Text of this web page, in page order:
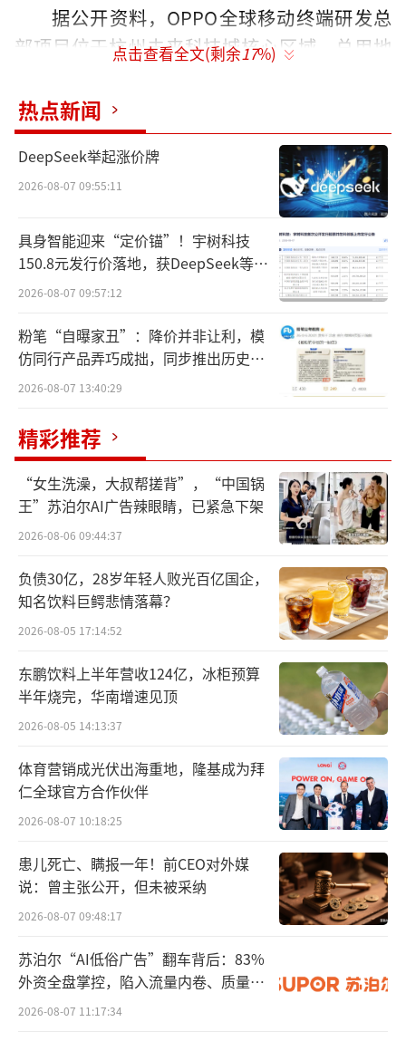
据公开资料，OPPO全球移动终端研发总
部项目位于杭州未来科技城核心区域，总用地
米，包括1幢37层超高层办公楼，1幢6层综合商
业楼，项目于2021年9月正式开工，预计2027
年投入使用。（责任编辑：zx0600）
点击查看全文(剩余17%)
热点新闻
DeepSeek举起涨价牌
2026-08-07 09:55:11
具身智能迎来“定价锚”！宇树科技
150.8元发行价落地，获DeepSeek等豪
华战配加持
2026-08-07 09:57:12
粉笔“自曝家丑”：降价并非让利，模
仿同行产品弄巧成拙，同步推出历史学
员退费方案
2026-08-07 13:40:29
精彩推荐
“女生洗澡，大叔帮搓背”，“中国锅
王”苏泊尔AI广告辣眼睛，已紧急下架
2026-08-06 09:44:37
负债30亿，28岁年轻人败光百亿国企，
知名饮料巨鳄悲情落幕？
2026-08-05 17:14:52
东鹏饮料上半年营收124亿，冰柜预算
半年烧完，华南增速见顶
2026-08-05 14:13:37
体育营销成光伏出海重地，隆基成为拜
仁全球官方合作伙伴
2026-08-07 10:18:25
患儿死亡、瞒报一年！前CEO对外媒
说：曾主张公开，但未被采纳
2026-08-07 09:48:17
苏泊尔“AI低俗广告”翻车背后：83%
外资全盘掌控，陷入流量内卷、质量频
发的负循环
2026-08-07 11:17:34